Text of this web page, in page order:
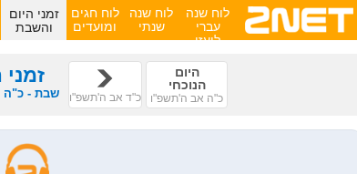
לוח שנה
עברי
לועזי
לוח שנה
שנתי
לוח חגים
ומועדים
זמני היום
והשבת
היום
הנוכחי
כ"ה אב ה'תשפ"ו כ"ד אב ה'תשפ"ו שבת - כ"ה אב